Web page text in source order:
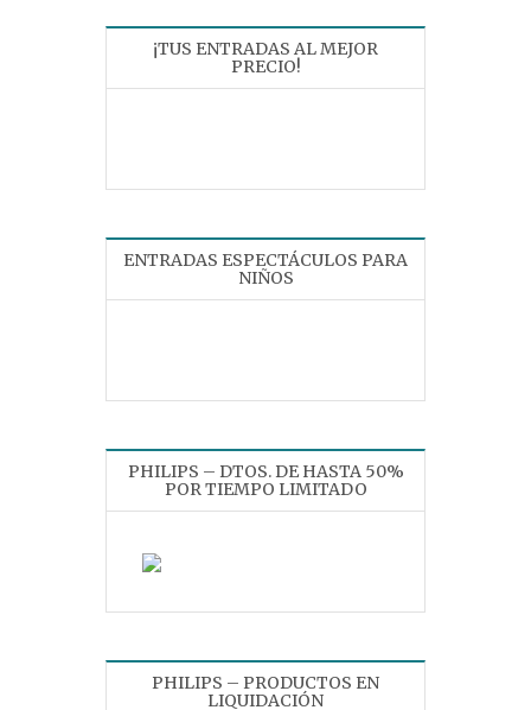
¡TUS ENTRADAS AL MEJOR
PRECIO!
ENTRADAS ESPECTÁCULOS PARA
NIÑOS
PHILIPS – DTOS. DE HASTA 50%
POR TIEMPO LIMITADO
PHILIPS – PRODUCTOS EN
LIQUIDACIÓN